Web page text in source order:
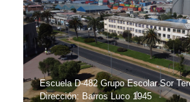
Escuela D-482 Grupo Escolar Sor
Dirección: Barros Luco 1945